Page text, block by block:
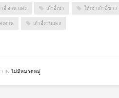
าอี้ งาน แต่ง เก้าอี้เช่า ให้เช่าเก้าอี้ขาว
งงาน เก้าอี้งานแต่ง
IN ไม่มีหมวดหมู่